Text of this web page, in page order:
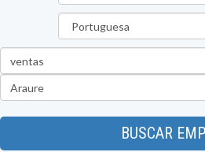
BUSCAR